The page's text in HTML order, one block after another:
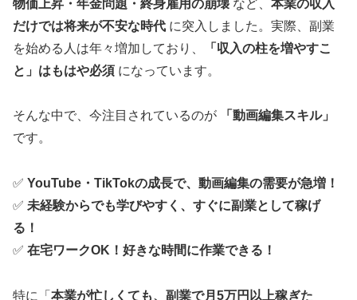
物価上昇・年金問題・終身雇用の崩壊など、 本業の収入
だけでは将来が不安な時代 に突入しました。実際、副業
を始める人は年々増加しており、
「収入の柱を増やすこ
と」はもはや必須 になっています。
そんな中で、今注目されているのが
「動画編集スキル」
です。
✅ YouTube・TikTokの成長で、動画編集の需要が急増！
✅ 未経験からでも学びやすく、すぐに副業として稼げ
る！
✅ 在宅ワークOK！好きな時間に作業できる！
特に「 本業が忙しくても、副業で月5万円以上稼ぎた